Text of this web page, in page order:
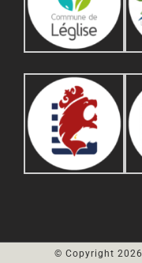
© Copyright 2026